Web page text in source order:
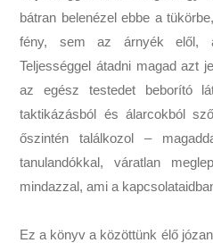
bátran belenézel ebbe a
fény, sem az árnyék elől,
Teljességgel átadni magad azt
az egész testedet beborító
taktikázásból és álarcokból
őszintén találkozol –
tanulandókkal, váratlan
mindazzal, ami a
Ez a könyv a közöttünk élő